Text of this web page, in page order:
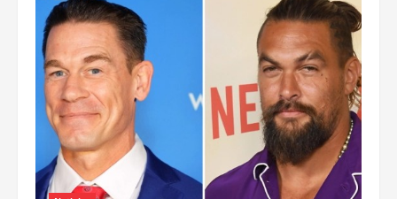
Wick
4